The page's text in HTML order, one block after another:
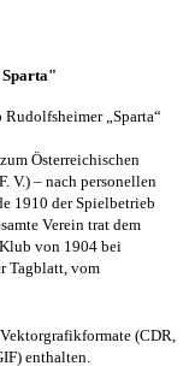
„Sparta“
Österreichischen
V.) – nach personellen
1910 der Spielbetrieb
Verein trat dem
von 1904 bei
Tagblatt, vom
(CDR,
enthalten.